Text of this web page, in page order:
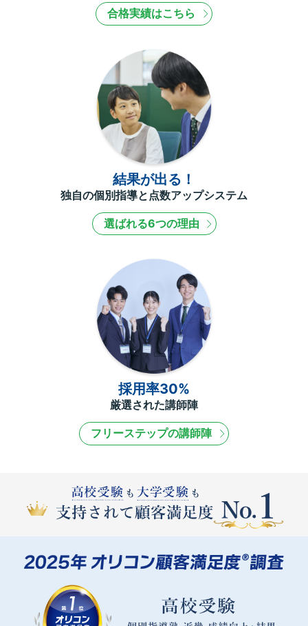
合格実績はこちら
結果が出る！
独自の個別指導と点数アップシステム
選ばれる6つの理由
採用率30%
厳選された講師陣
フリーステップの講師陣